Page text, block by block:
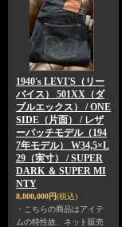
1940's LEVI'S（リー
バイス） 501XX（ダ
ブルエックス） / ONE
SIDE（片面） / レザ
ーパッチモデル（194
7年モデル） W34,5×L
29（実寸） / SUPER
DARK ＆ SUPER MI
NTY
8,800,000円(税込)
・こちらの商品はアイテ
ムの特性故、ネット販売